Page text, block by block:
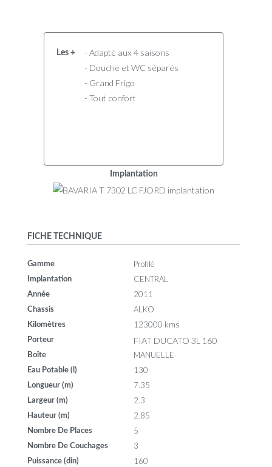
Les +
- Adapté aux 4 saisons
- Douche et WC séparés
- Grand Frigo
- Tout confort
Implantation
FICHE TECHNIQUE
Gamme Profilé
Implantation CENTRAL
Année 2011
Chassis ALKO
Kilomètres 123000 kms
Porteur FIAT DUCATO 3L 160
Boîte MANUELLE
Eau Potable (l) 130
Longueur (m) 7.35
Largeur (m) 2.3
Hauteur (m) 2.85
Nombre De Places 5
Nombre De Couchages 3
Puissance (din) 160